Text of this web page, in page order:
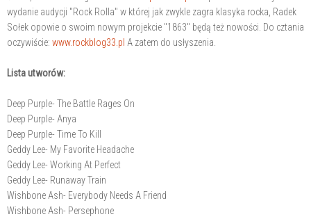
wydanie audycji "Rock Rolla" w której jak zwykle zagra klasyka rocka, Radek
Sołek opowie o swoim nowym projekcie "1863" będą też nowości. Do cztania
oczywiście: www.rockblog33.pl A zatem do usłyszenia.
Lista utworów:
Deep Purple- The Battle Rages On
Deep Purple- Anya
Deep Purple- Time To Kill
Geddy Lee- My Favorite Headache
Geddy Lee- Working At Perfect
Geddy Lee- Runaway Train
Wishbone Ash- Everybody Needs A Friend
Wishbone Ash- Persephone